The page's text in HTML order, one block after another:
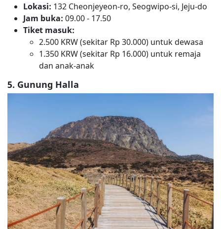
Lokasi: 132 Cheonjeyeon‑ro, Seogwipo‑si, Jeju‑do
Jam buka: 09.00 - 17.50
Tiket masuk:
2.500 KRW (sekitar Rp 30.000) untuk dewasa
1.350 KRW (sekitar Rp 16.000) untuk remaja
dan anak-anak
5. Gunung Halla